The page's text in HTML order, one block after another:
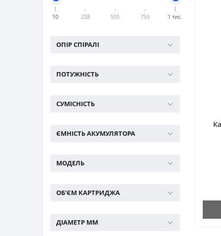
10 258 505 753 1 тис.
ОПІР СПІРАЛІ
ПОТУЖНІСТЬ
СУМІСНІСТЬ
ЄМНІСТЬ АКУМУЛЯТОРА
МОДЕЛЬ
ОБ'ЄМ КАРТРИДЖА
ДІАМЕТР ММ